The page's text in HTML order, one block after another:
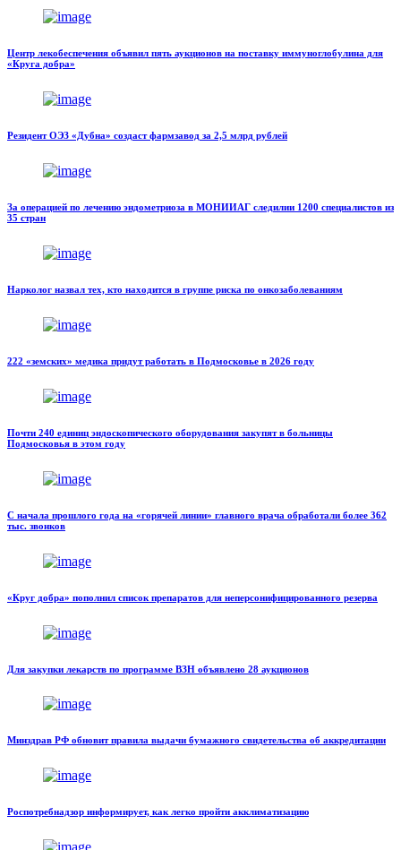
Центр лекобеспечения объявил пять аукционов на поставку иммуноглобулина для
«Круга добра»
Резидент ОЭЗ «Дубна» создаст фармзавод за 2,5 млрд рублей
За операцией по лечению эндометриоза в МОНИИАГ следилии 1200 специалистов из
35 стран
Нарколог назвал тех, кто находится в группе риска по онкозаболеваниям
222 «земских» медика придут работать в Подмосковье в 2026 году
Почти 240 единиц эндоскопического оборудования закупят в больницы
Подмосковья в этом году
С начала прошлого года на «горячей линии» главного врача обработали более 362
тыс. звонков
«Круг добра» пополнил список препаратов для неперсонифицированного резерва
Для закупки лекарств по программе ВЗН объявлено 28 аукционов
Минздрав РФ обновит правила выдачи бумажного свидетельства об аккредитации
Роспотребнадзор информирует, как легко пройти акклиматизацию